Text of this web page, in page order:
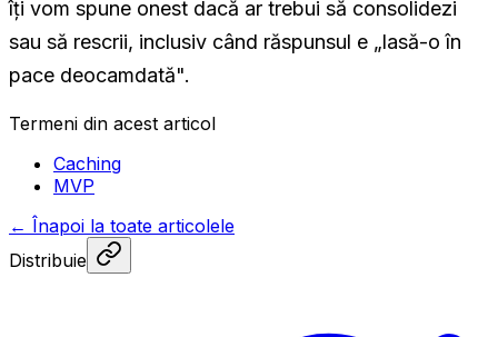
îți vom spune onest dacă ar trebui să consolidezi
sau să rescrii, inclusiv când răspunsul e „lasă-o în
pace deocamdată".
Termeni din acest articol
Caching
MVP
← Înapoi la toate articolele
Distribuie